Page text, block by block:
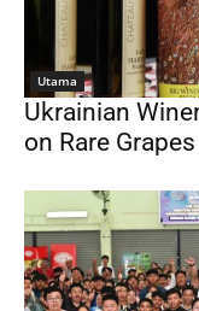
Utama
Ukrainian
on Rare